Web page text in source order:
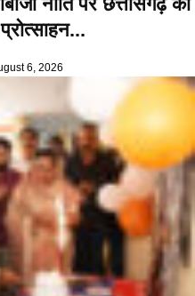
6, 2026